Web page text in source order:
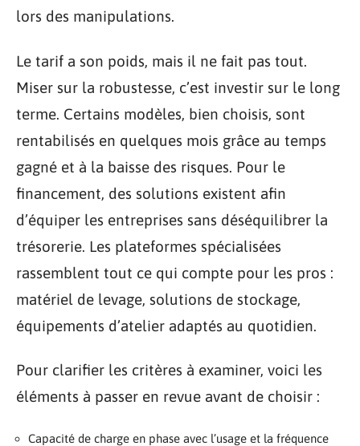
lors des manipulations.
Le tarif a son poids, mais il ne fait pas tout.
Miser sur la robustesse, c’est investir sur le long
terme. Certains modèles, bien choisis, sont
rentabilisés en quelques mois grâce au temps
gagné et à la baisse des risques. Pour le
financement, des solutions existent afin
d’équiper les entreprises sans déséquilibrer la
trésorerie. Les plateformes spécialisées
rassemblent tout ce qui compte pour les pros :
matériel de levage, solutions de stockage,
équipements d’atelier adaptés au quotidien.
Pour clarifier les critères à examiner, voici les
éléments à passer en revue avant de choisir :
Capacité de charge en phase avec l’usage et la fréquence